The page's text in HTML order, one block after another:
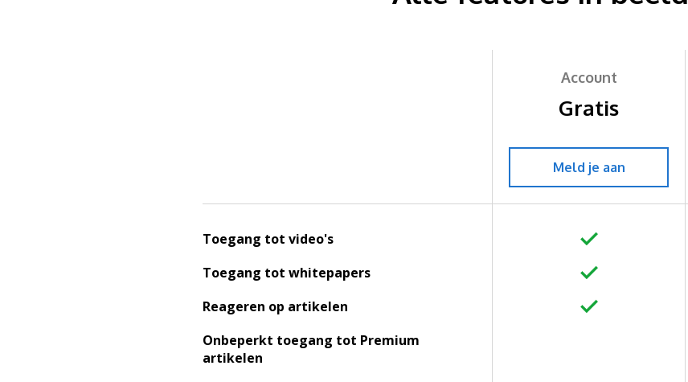
Account
Gratis
Meld je aan
Toegang tot video's
Toegang tot whitepapers
Reageren op artikelen
Onbeperkt toegang tot Premium
artikelen